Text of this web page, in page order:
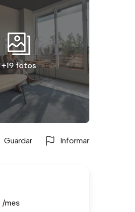
+19 fotos
Guardar Informar
/mes